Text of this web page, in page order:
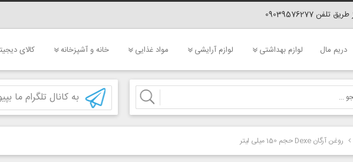
دریم مال لوازم بهداشتی لوازم آرایشی مواد غذایی خانه و آشپزخانه کالای
به کانال تلگرام ما
روغن آرگان Dexe حجم 150 میلی لیتر